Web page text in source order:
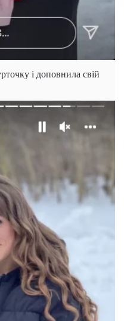
і доповнила свій